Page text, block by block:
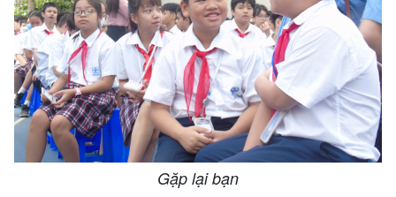
Gặp lại bạn